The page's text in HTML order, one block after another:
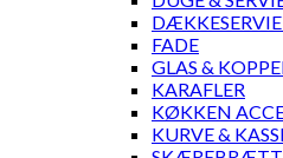
FADE
GLAS &
KARAFLER
KØKKEN
KURVE &